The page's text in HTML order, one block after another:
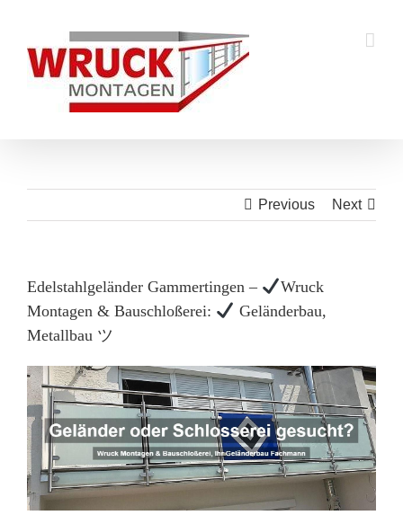
content
Previous Next
Edelstahlgeländer Gammertingen –
Wruck
Montagen & Bauschloßerei:
Geländerbau,
Metallbau ツ